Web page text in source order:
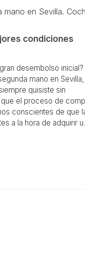
en Sevilla.
condiciones
desembolso inicial?
mano en
quisiste sin
el proceso de
conscientes de que
a la hora de adquirir